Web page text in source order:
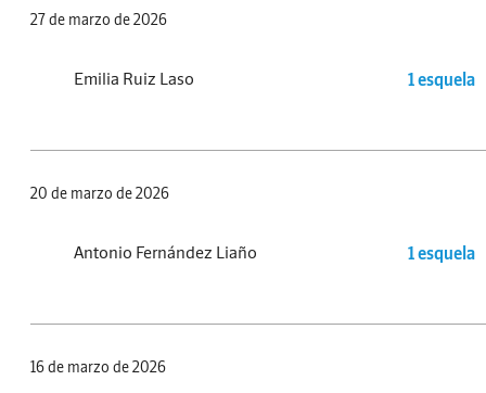
27 de marzo de 2026
Emilia Ruiz Laso 1 esquela
20 de marzo de 2026
Antonio Fernández Liaño 1 esquela
16 de marzo de 2026